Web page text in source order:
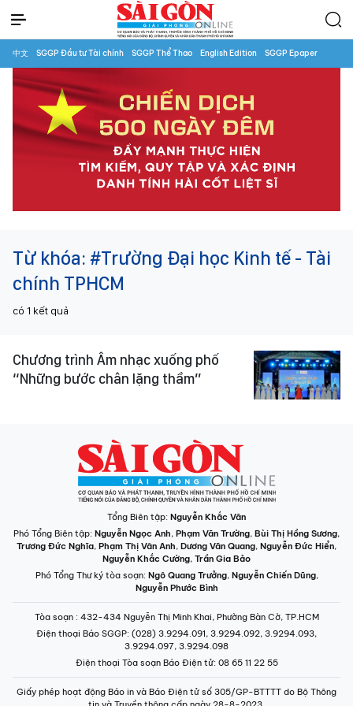
中文 SGGP Đầu tư Tài chính SGGP Thể Thao English Edition SGGP Epaper
Từ khóa: #Trường Đại học Kinh tế - Tài
chính TPHCM
có 1 kết quả
Chương trình Âm nhạc xuống phố
“Những bước chân lặng thầm”
Tổng Biên tập: Nguyễn Khắc Văn
Phó Tổng Biên tập: Nguyễn Ngọc Anh, Phạm Văn Trường, Bùi Thị Hồng Sương,
Trương Đức Nghĩa, Phạm Thị Vân Anh, Dương Văn Quang, Nguyễn Đức Hiển,
Nguyễn Khắc Cường, Trần Gia Bảo
Phó Tổng Thư ký tòa soạn: Ngô Quang Trưởng, Nguyễn Chiến Dũng,
Nguyễn Phước Bình
Tòa soạn : 432-434 Nguyễn Thị Minh Khai, Phường Bàn Cờ, TP.HCM
Điện thoại Báo SGGP: (028) 3.9294.091, 3.9294.092, 3.9294.093,
3.9294.097, 3.9294.098
Điện thoại Tòa soạn Báo Điện tử: 08 65 11 22 55
Giấy phép hoạt động Báo in và Báo Điện tử số 305/GP-BTTTT do Bộ Thông